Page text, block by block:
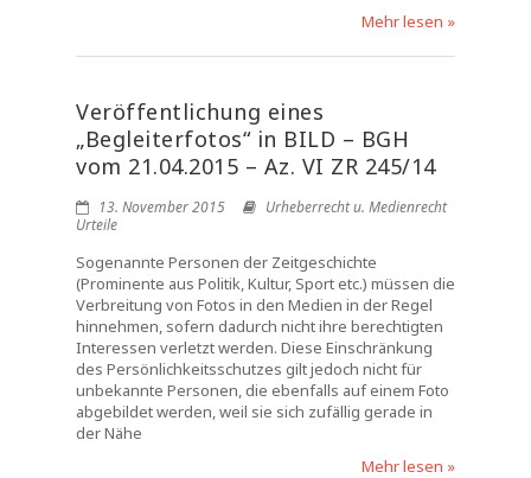
Mehr lesen »
Veröffentlichung eines
„Begleiterfotos“ in BILD – BGH
vom 21.04.2015 – Az. VI ZR 245/14
13. November 2015
Urheberrecht u. Medienrecht
Urteile
Sogenannte Personen der Zeitgeschichte
(Prominente aus Politik, Kultur, Sport etc.) müssen die
Verbreitung von Fotos in den Medien in der Regel
hinnehmen, sofern dadurch nicht ihre berechtigten
Interessen verletzt werden. Diese Einschränkung
des Persönlichkeitsschutzes gilt jedoch nicht für
unbekannte Personen, die ebenfalls auf einem Foto
abgebildet werden, weil sie sich zufällig gerade in
der Nähe
Mehr lesen »